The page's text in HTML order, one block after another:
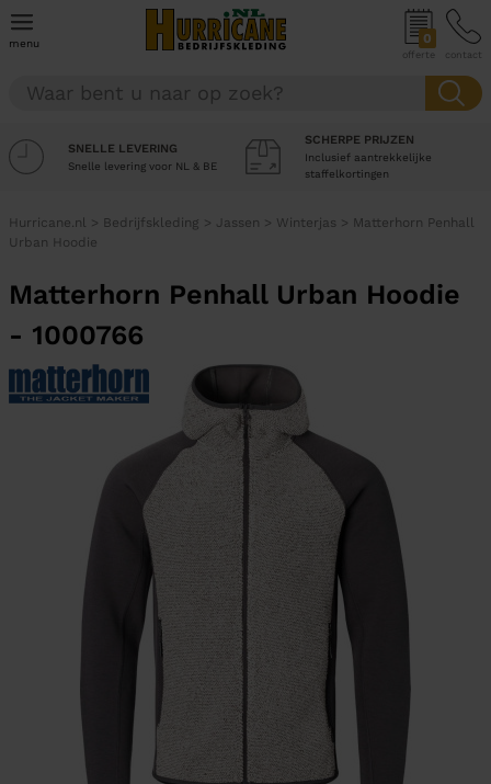
menu 0
offerte contact
SNELLE LEVERING
Snelle levering voor NL & BE
SCHERPE PRIJZEN
Inclusief aantrekkelijke
staffelkortingen
Hurricane.nl > Bedrijfskleding > Jassen > Winterjas > Matterhorn Penhall
Urban Hoodie
Matterhorn Penhall Urban Hoodie
- 1000766